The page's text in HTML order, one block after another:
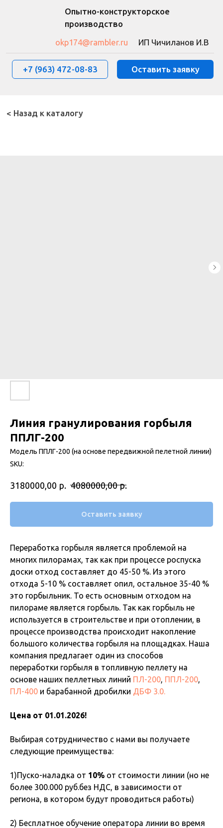
Опытно-конструкторское
Линия гранулирования горбыля
ППЛГ-200
Модель ППЛГ-200 (на основе передвижной пелетной линии)
SKU:
3180000,00 р. 4080000,00 р.
Оставить заявку
Переработка горбыля является проблемой на
многих пилорамах, так как при процессе роспуска
доски отход составляет до 45-50 %. Из этого
отхода 5-10 % составляет опил, остальное 35-40 %
это горбыльник. То есть основным отходом на
пилораме является горбыль. Так как горбыль не
используется в строительстве и при отоплении, в
процессе производства происходит накопление
большого количества горбыля на площадках. Наша
компания предлагает один из способов
переработки горбыля в топливную пеллету на
основе наших пеллетных линий ПЛ-200, ППЛ-200,
ПЛ-400 и барабанной дробилки ДБФ 3.0.
Цена от 01.01.2026!
Выбирая сотрудничество с нами вы получаете
следующие преимущества:
1)Пуско-наладка от 10% от стоимости линии (но не
более 300.000 руб.без НДС, в зависимости от
региона, в котором будут проводиться работы)
2) Бесплатное обучение оператора линии во время